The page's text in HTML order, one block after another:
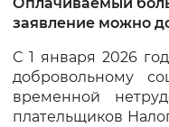
Нормальный
заявление можно
С 1 января 2026
добровольному
временной
плательщиков